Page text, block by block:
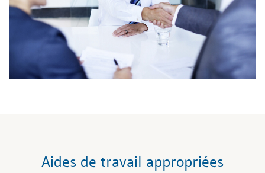
Aides de travail appropriées